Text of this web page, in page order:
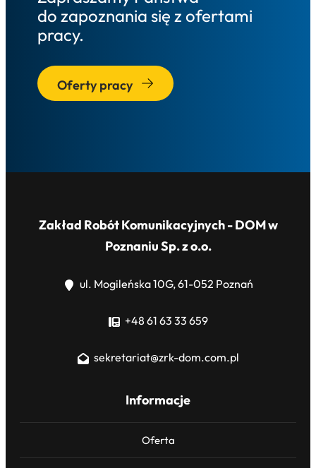
do zapoznania się z ofertami
pracy.
Oferty pracy
Zakład Robót Komunikacyjnych - DOM w
Poznaniu Sp. z o.o.
ul. Mogileńska 10G, 61-052 Poznań
+48 61 63 33 659
sekretariat@zrk-dom.com.pl
Informacje
Oferta